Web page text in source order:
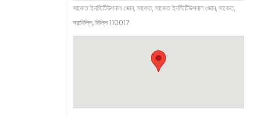
সাকেত ইনস্টিটিউশনাল জোন, সাকেত, সাকেত ইনস্টিটিউশনাল জোন, সাকেত,
নয়াদিল্লি, দিল্লি 110017